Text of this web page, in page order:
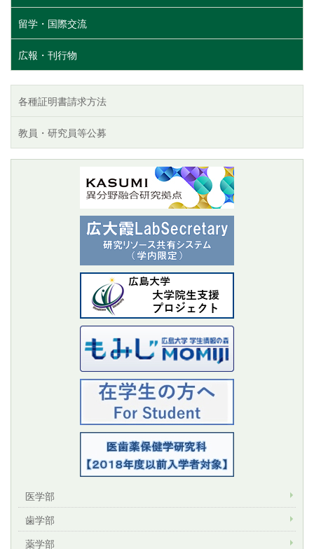
留学・国際交流
広報・刊行物
各種証明書請求方法
教員・研究員等公募
医学部
歯学部
薬学部